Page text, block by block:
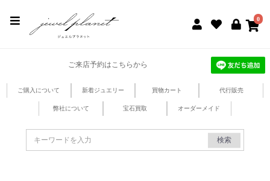
0
ご来店予約はこちらから
ご購入について 新着ジュエリー 買物カート 代行販売
弊社について 宝石買取 オーダーメイド
検索